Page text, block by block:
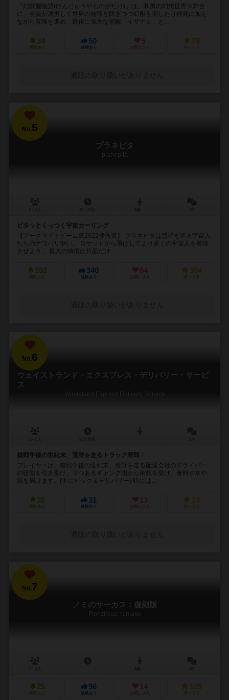
『幻獣屋物語(げんじゅうやものがたり)』は、和風の幻想世界を舞台
に、全員が連携して世界の崩壊を防ぎつつ幻獣を倒したり仲間に加え
ながら冒険を進め、最後に強大な宿敵「イザナミ」と...
34
興味あり
50
経験あり
5
お気に入り
78
持ってる
No.5
プラネピタ
planepita
ピタッとくっつく宇宙カーリング
【アークライトゲーム賞2022優秀賞】 プラネピタは惑星を巡る宇宙人
たちのナワバリ争い。 ロケットから飛ばしてより多くの宇宙人を着陸
させよう。 最大の特徴は片面だけ...
192
興味あり
340
経験あり
64
お気に入り
304
持ってる
No.6
ウェイストランド・エクスプレス・デリバリー・サービ
ス
Wasteland Express Delivery Service
核戦争後の世紀末、荒野を走るトラック野郎！
プレイヤーは、核戦争後の世紀末、荒野を走る配達会社のドライバー
の役割を引き受け、３つあるギャング団から依頼を受け、食料や水や
銃を届けます。(主にピック＆デリバリー) 時には...
35
興味あり
31
経験あり
13
お気に入り
24
持ってる
No.7
ノミのサーカス：復刻版
Flohzirkus: remake
25
興味あり
96
経験あり
14
お気に入り
109
持ってる